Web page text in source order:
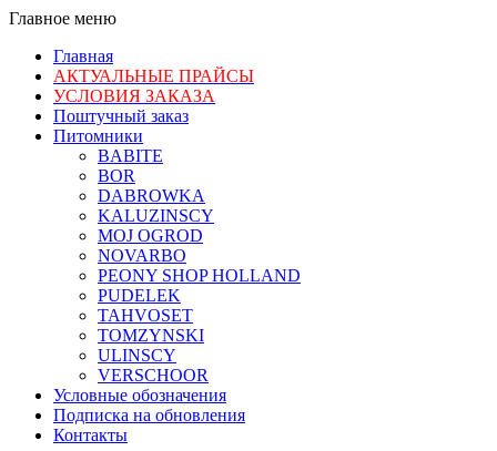
Главное меню
Главная
АКТУАЛЬНЫЕ ПРАЙСЫ
УСЛОВИЯ ЗАКАЗА
Поштучный заказ
Питомники
BABITE
BOR
DABROWKA
KALUZINSCY
MOJ OGROD
NOVARBO
PEONY SHOP HOLLAND
PUDELEK
TAHVOSET
TOMZYNSKI
ULINSCY
VERSCHOOR
Условные обозначения
Подписка на обновления
Контакты